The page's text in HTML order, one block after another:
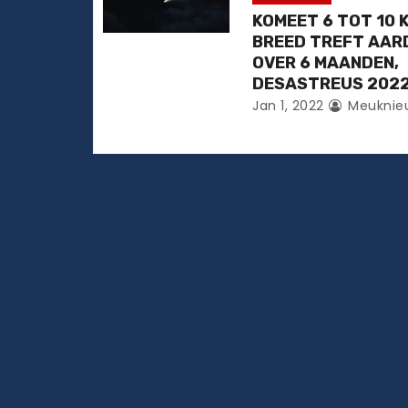
KOMEET 6 TOT 10
BREED TREFT
OVER 6 MAANDEN,
DESASTREUS
Jan 1, 2022